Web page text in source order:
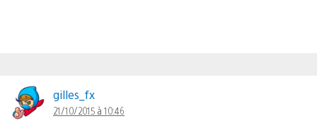
gilles_fx
21/10/2015 à 10:46